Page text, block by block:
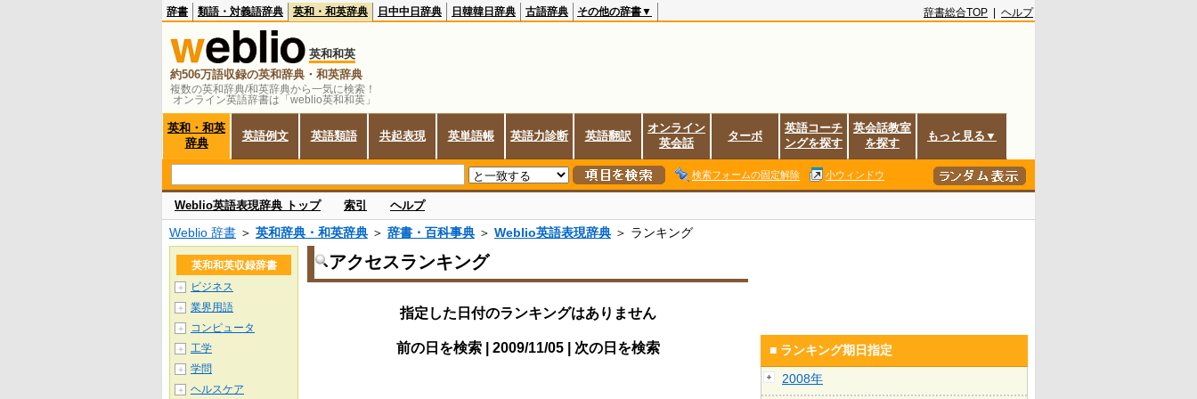
複数の英和辞典/和英辞典から一気に検索！
オンライン英語辞書は「weblio英和和英」
辞書 類語・対義語辞典 英和・和英辞典 日中中日辞典 日韓韓日辞典 古語辞典 その他の辞書▼ 辞書総合TOP ヘルプ
英和和英
約506万語収録の英和辞典・和英辞典
英和・和英
辞典
英語例文 英語類語 共起表現 英単語帳 英語力診断 英語翻訳
オンライン
英会話
ターボ
英語コーチ
ングを探す
英会話教室
を探す
もっと見る▼
検索フォームの固定解除 小ウィンドウ
Weblio英語表現辞典 トップ 索引 ヘルプ
Weblio 辞書 ＞ 英和辞典・和英辞典 ＞ 辞書・百科事典 ＞ Weblio英語表現辞典 ＞ ランキング
アクセスランキング
指定した日付のランキングはありません
前の日を検索 | 2009/11/05 | 次の日を検索
英和和英収録辞書
＋ ビジネス
＋ 業界用語
＋ コンピュータ
＋ 工学
＋ 学問
＋ ヘルスケア
■ ランキング期日指定
2008年